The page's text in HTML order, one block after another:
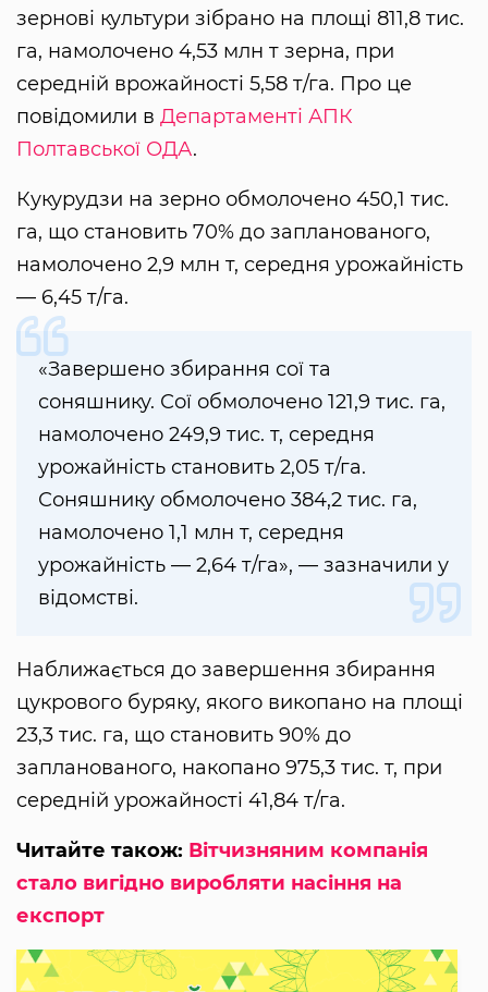
зернові культури зібрано на площі 811,8 тис.
га, намолочено 4,53 млн т зерна, при
середній врожайності 5,58 т/га. Про це
повідомили в Департаменті АПК
Полтавської ОДА.
Кукурудзи на зерно обмолочено 450,1 тис.
га, що становить 70% до запланованого,
намолочено 2,9 млн т, середня урожайність
— 6,45 т/га.
«Завершено збирання сої та
соняшнику. Сої обмолочено 121,9 тис. га,
намолочено 249,9 тис. т, середня
урожайність становить 2,05 т/га.
Соняшнику обмолочено 384,2 тис. га,
намолочено 1,1 млн т, середня
урожайність — 2,64 т/га», — зазначили у
відомстві.
Наближається до завершення збирання
цукрового буряку, якого викопано на площі
23,3 тис. га, що становить 90% до
запланованого, накопано 975,3 тис. т, при
середній урожайності 41,84 т/га.
Читайте також: Вітчизняним компанія
стало вигідно виробляти насіння на
експорт